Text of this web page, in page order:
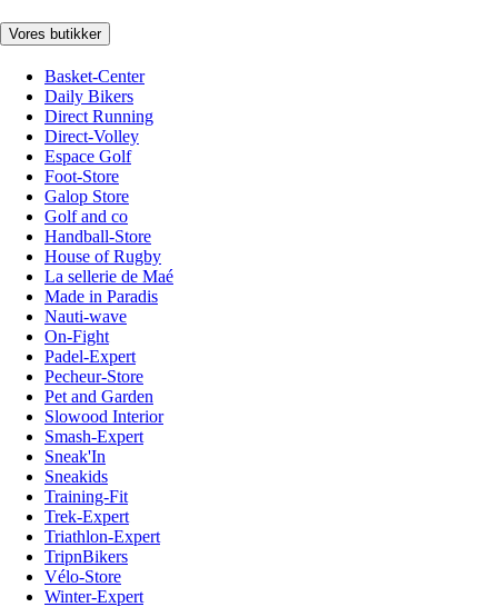
Vores butikker
Basket-Center
Daily Bikers
Direct Running
Direct-Volley
Espace Golf
Foot-Store
Galop Store
Golf and co
Handball-Store
House of Rugby
La sellerie de Maé
Made in Paradis
Nauti-wave
On-Fight
Padel-Expert
Pecheur-Store
Pet and Garden
Slowood Interior
Smash-Expert
Sneak'In
Sneakids
Training-Fit
Trek-Expert
Triathlon-Expert
TripnBikers
Vélo-Store
Winter-Expert